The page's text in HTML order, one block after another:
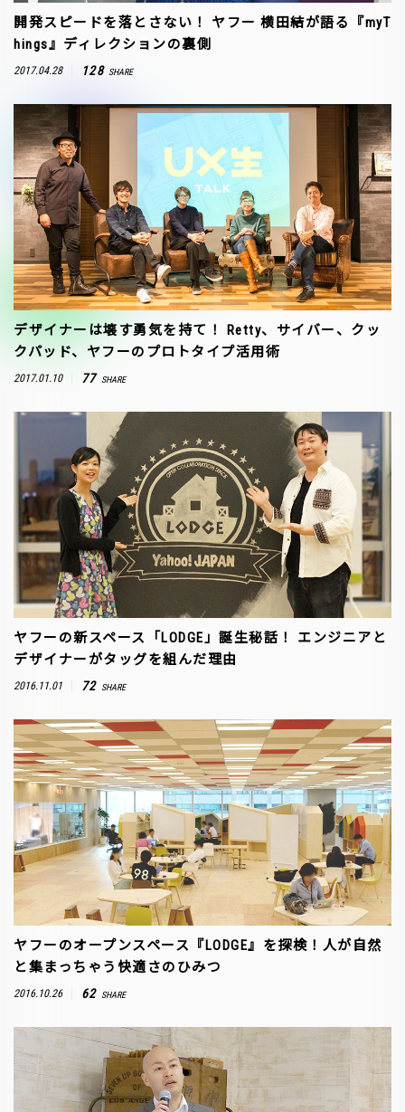
開発スピードを落とさない！ ヤフー 横田結が語る『myT
hings』ディレクションの裏側
2017.04.28 128 SHARE
デザイナーは壊す勇気を持て！ Retty、サイバー、クッ
クパッド、ヤフーのプロトタイプ活用術
2017.01.10 77 SHARE
ヤフーの新スペース「LODGE」誕生秘話！ エンジニアと
デザイナーがタッグを組んだ理由
2016.11.01 72 SHARE
ヤフーのオープンスペース『LODGE』を探検！人が自然
と集まっちゃう快適さのひみつ
2016.10.26 62 SHARE